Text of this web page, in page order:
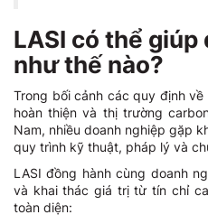
LASI có thể
như thế nào?
Trong bối cảnh các quy định
hoàn thiện và thị trường
Nam, nhiều doanh nghiệp gặp
quy trình kỹ thuật, pháp lý và
LASI đồng hành cùng doanh
và khai thác giá trị từ tín chỉ
toàn diện: